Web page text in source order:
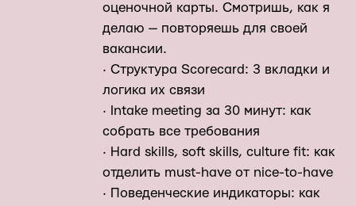
оценочной карты. Смотришь, как я
делаю — повторяешь для своей
вакансии.
· Структура Scorecard: 3 вкладки и
логика их связи
· Intake meeting за 30 минут: как
собрать все требования
· Hard skills, soft skills, culture fit: как
отделить must-have от nice-to-have
· Поведенческие индикаторы: как